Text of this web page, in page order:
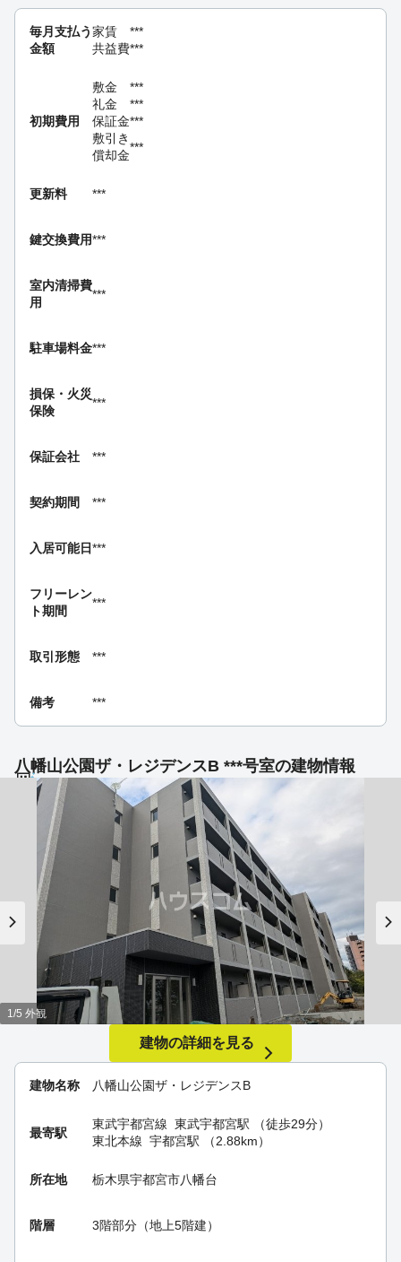
毎月支払う
金額
家賃
***
共益費***
初期費用
敷金
***
礼金
***
保証金***
敷引き
償却金
***
更新料 ***
鍵交換費用***
室内清掃費
用
***
駐車場料金***
損保・ 火災
保険
***
保証会社 ***
契約期間 ***
入居可能日***
フリーレン
ト期間
***
取引形態 ***
備考 ***
八幡山公園ザ・レジデンスB ***号室の建物情報
建物名称 八幡山公園ザ・レジデンスB
最寄駅
東武宇都宮線 東武宇都宮駅 （徒歩29分）
東北本線 宇都宮駅 （2.88km）
所在地 栃木県宇都宮市八幡台
階層 3階部分（地上5階建）
1/5 外観
建物の詳細を見る